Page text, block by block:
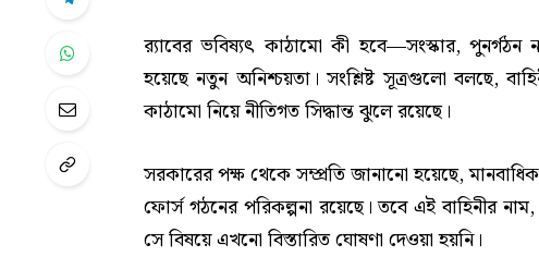
র‍্যাবের ভবিষ্যৎ কাঠামো কী হবে—সংস্কার,
হয়েছে নতুন অনিশ্চয়তা। সংশ্লিষ্ট সূত্রগুলো বলছে,
কাঠামো নিয়ে নীতিগত সিদ্ধান্ত ঝুলে রয়েছে।
সরকারের পক্ষ থেকে সম্প্রতি জানানো হয়েছে,
ফোর্স গঠনের পরিকল্পনা রয়েছে। তবে এই বাহিনীর
সে বিষয়ে এখনো বিস্তারিত ঘোষণা দেওয়া হয়নি।